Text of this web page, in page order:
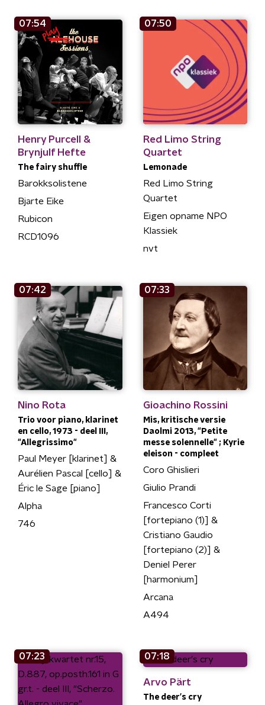
07:54
Henry Purcell &
Brynjulf Hefte
The fairy shuffle
Barokksolistene
Bjarte Eike
Rubicon
RCD1096
07:50
Red Limo String
Quartet
Lemonade
Red Limo String
Quartet
Eigen opname NPO
Klassiek
nvt
07:42
Nino Rota
Trio voor piano, klarinet
en cello, 1973 - deel III,
"Allegrissimo"
Paul Meyer [klarinet] &
Aurélien Pascal [cello] &
Éric le Sage [piano]
Alpha
746
07:33
Gioachino Rossini
Mis, kritische versie
Daolmi 2013, "Petite
messe solennelle" ; Kyrie
eleison - compleet
Coro Ghislieri
Giulio Prandi
Francesco Corti
[fortepiano (1)] &
Cristiano Gaudio
[fortepiano (2)] &
Deniel Perer
[harmonium]
Arcana
A494
07:23 07:18
Arvo Pärt
The deer's cry